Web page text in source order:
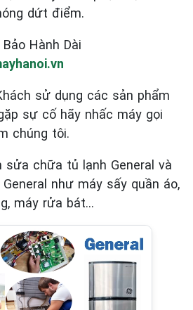
dứt điểm.
Hành Dài
sử dụng các sản phẩm
sự cố hãy nhấc máy gọi
chúng tôi.
sửa chữa tủ lạnh General và
như máy sấy quần áo,
máy rửa bát…